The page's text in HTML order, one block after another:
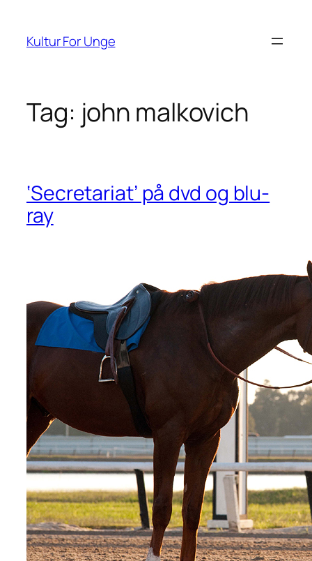
indhold
Kultur For Unge
Tag: john malkovich
‘Secretariat’ på dvd og blu-
ray